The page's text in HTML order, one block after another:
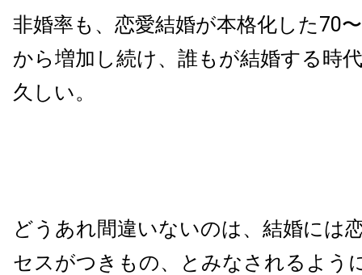
非婚率も、恋愛結婚が本格化した70
から増加し続け、誰もが結婚する時
久しい。
どうあれ間違いないのは、結婚には
セスがつきもの、とみなされるよう